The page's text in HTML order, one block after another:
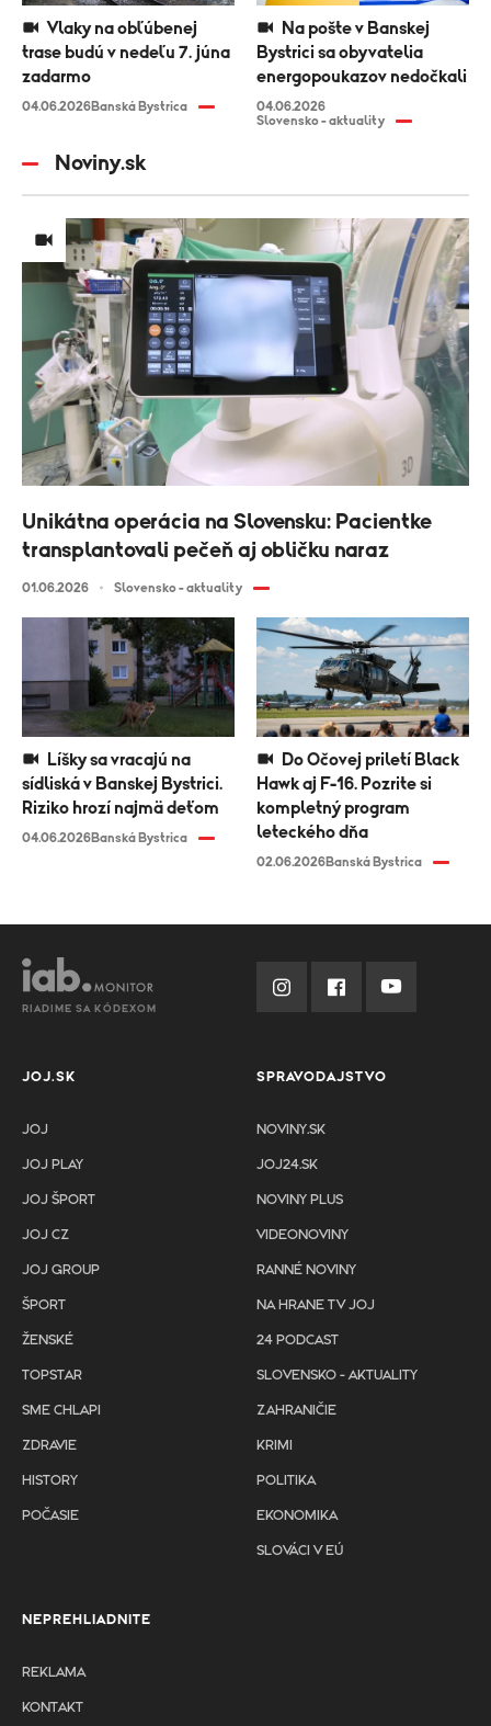
trase budú v nedeľu 7. júna
zadarmo
04.06.2026Banská Bystrica
Bystrici sa obyvatelia
energopoukazov nedočkali
04.06.2026
Slovensko - aktuality
Noviny.sk
sídliská v Banskej Bystrici.
Riziko hrozí najmä deťom
04.06.2026Banská Bystrica
Hawk aj F-16. Pozrite si
kompletný program
leteckého dňa
02.06.2026Banská Bystrica
Unikátna operácia na Slovensku: Pacientke
transplantovali pečeň aj obličku naraz
01.06.2026 Slovensko - aktuality
RIADIME SA KÓDEXOM
JOJ.SK
JOJ
JOJ PLAY
JOJ ŠPORT
JOJ CZ
JOJ GROUP
ŠPORT
ŽENSKÉ
TOPSTAR
SME CHLAPI
ZDRAVIE
HISTORY
POČASIE
SPRAVODAJSTVO
NOVINY.SK
JOJ24.SK
NOVINY PLUS
VIDEONOVINY
RANNÉ NOVINY
NA HRANE TV JOJ
24 PODCAST
SLOVENSKO - AKTUALITY
ZAHRANIČIE
KRIMI
POLITIKA
EKONOMIKA
SLOVÁCI V EÚ
NEPREHLIADNITE
REKLAMA
KONTAKT